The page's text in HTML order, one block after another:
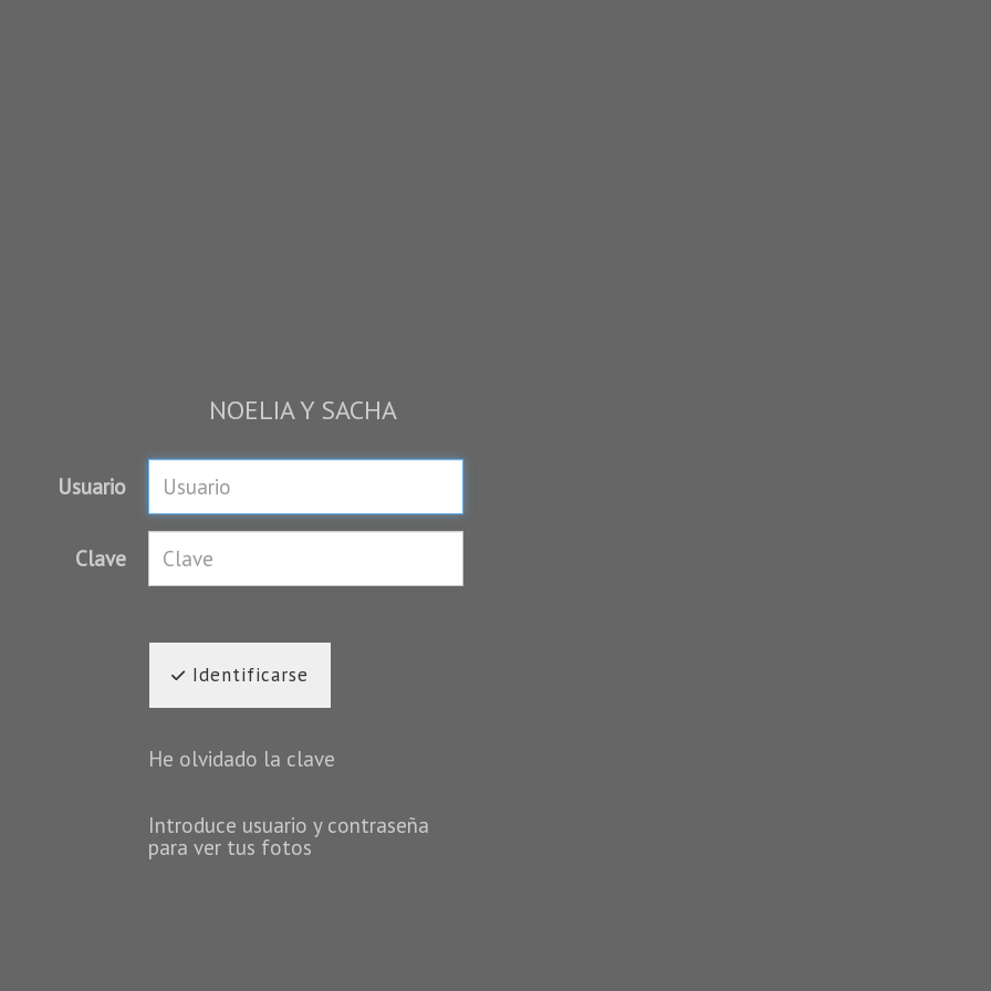
NOELIA Y SACHA
Usuario
Clave
Identificarse
He olvidado la clave
Introduce usuario y contraseña
para ver tus fotos